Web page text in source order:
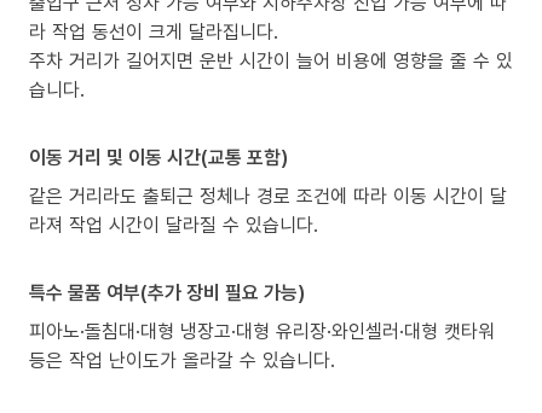
라 작업 동선이 크게 달라집니다.
주차 거리가 길어지면 운반 시간이 늘어 비용에 영향을 줄 수 있
습니다.
이동 거리 및 이동 시간(교통 포함)
같은 거리라도 출퇴근 정체나 경로 조건에 따라 이동 시간이 달
라져 작업 시간이 달라질 수 있습니다.
특수 물품 여부(추가 장비 필요 가능)
피아노·돌침대·대형 냉장고·대형 유리장·와인셀러·대형 캣타워
등은 작업 난이도가 올라갈 수 있습니다.